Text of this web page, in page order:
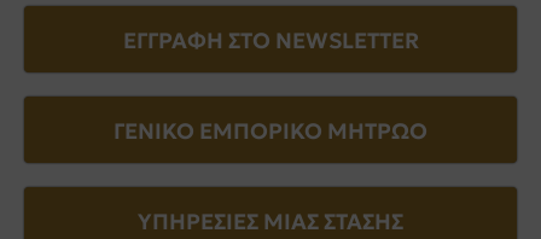
ΕΓΓΡΑΦΗ ΣΤΟ NEWSLETTER
ΓΕΝΙΚΟ ΕΜΠΟΡΙΚΟ ΜΗΤΡΩΟ
ΥΠΗΡΕΣΙΕΣ ΜΙΑΣ ΣΤΑΣΗΣ